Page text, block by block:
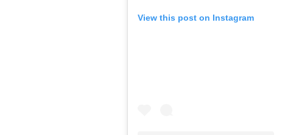
View this post on Instagram